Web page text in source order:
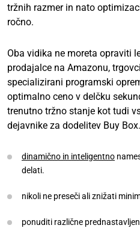
tržnih razmer in nato
ročno.
Oba vidika ne moreta opraviti
prodajalce na Amazonu,
specializirani programski
optimalno ceno v delčku
trenutno tržno stanje kot tudi
dejavnike za dodelitev Buy
dinamično in inteligentno
delati.
nikoli ne preseči ali znižati
ponuditi različne